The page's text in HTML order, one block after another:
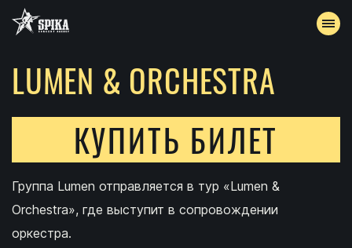
АФИША
АРХИВ
АККРЕДИТАЦИЯ
КОНТАКТЫ
LUMEN & ORCHESTRA
КУПИТЬ БИЛЕТ
Группа Lumen отправляется в тур «Lumen &
Orchestra», где выступит в сопровождении
оркестра.